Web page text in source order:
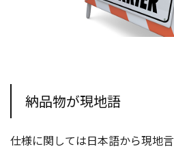
納品物が現地語
仕様に関しては日本語から現地